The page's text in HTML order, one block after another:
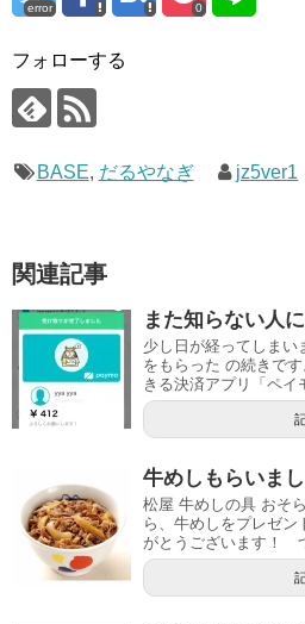
error 0
フォローする
BASE, だるやなぎ jz5ver1
関連記事
また知らない人
少し日が経ってしまい
をもらった の続きで
きる決済アプリ「ペイ
牛めしもらいまし
松屋 牛めしの具 おそ
ら、牛めしをプレゼン
がとうございます！